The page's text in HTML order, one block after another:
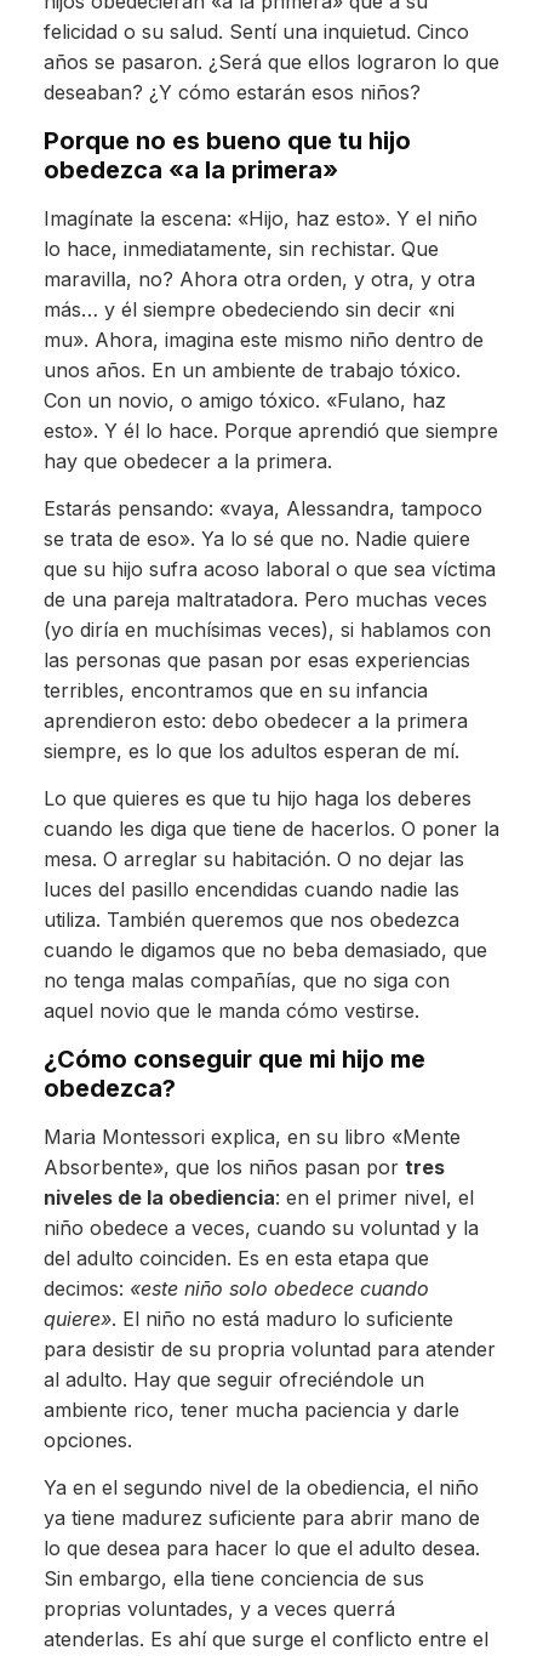
felicidad o su salud. Sentí una inquietud. Cinco
años se pasaron. ¿Será que ellos lograron lo que
deseaban? ¿Y cómo estarán esos niños?
Porque no es bueno que tu hijo
obedezca «a la primera»
Imagínate la escena: «Hijo, haz esto». Y el niño
lo hace, inmediatamente, sin rechistar. Que
maravilla, no? Ahora otra orden, y otra, y otra
más… y él siempre obedeciendo sin decir «ni
mu». Ahora, imagina este mismo niño dentro de
unos años. En un ambiente de trabajo tóxico.
Con un novio, o amigo tóxico. «Fulano, haz
esto». Y él lo hace. Porque aprendió que siempre
hay que obedecer a la primera.
Estarás pensando: «vaya, Alessandra, tampoco
se trata de eso». Ya lo sé que no. Nadie quiere
que su hijo sufra acoso laboral o que sea víctima
de una pareja maltratadora. Pero muchas veces
(yo diría en muchísimas veces), si hablamos con
las personas que pasan por esas experiencias
terribles, encontramos que en su infancia
aprendieron esto: debo obedecer a la primera
siempre, es lo que los adultos esperan de mí.
Lo que quieres es que tu hijo haga los deberes
cuando les diga que tiene de hacerlos. O poner la
mesa. O arreglar su habitación. O no dejar las
luces del pasillo encendidas cuando nadie las
utiliza. También queremos que nos obedezca
cuando le digamos que no beba demasiado, que
no tenga malas compañías, que no siga con
aquel novio que le manda cómo vestirse.
¿Cómo conseguir que mi hijo me
obedezca?
Maria Montessori explica, en su libro «Mente
Absorbente», que los niños pasan por tres
niveles de la obediencia: en el primer nivel, el
niño obedece a veces, cuando su voluntad y la
del adulto coinciden. Es en esta etapa que
decimos: «este niño solo obedece cuando
quiere». El niño no está maduro lo suficiente
para desistir de su propria voluntad para atender
al adulto. Hay que seguir ofreciéndole un
ambiente rico, tener mucha paciencia y darle
opciones.
Ya en el segundo nivel de la obediencia, el niño
ya tiene madurez suficiente para abrir mano de
lo que desea para hacer lo que el adulto desea.
Sin embargo, ella tiene conciencia de sus
proprias voluntades, y a veces querrá
atenderlas. Es ahí que surge el conflicto entre el